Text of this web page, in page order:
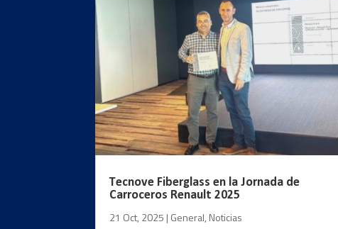
Tecnove Fiberglass en la Jornada de
Carroceros Renault 2025
21 Oct, 2025 | General, Noticias